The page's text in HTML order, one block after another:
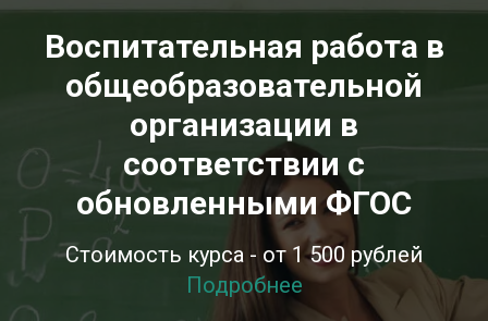
Воспитательная работа в
общеобразовательной
организации в
соответствии с
обновленными ФГОС
Стоимость курса - от 1 500 рублей
Подробнее